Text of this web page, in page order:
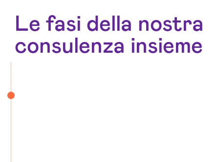
Le fasi della nostra
consulenza insieme